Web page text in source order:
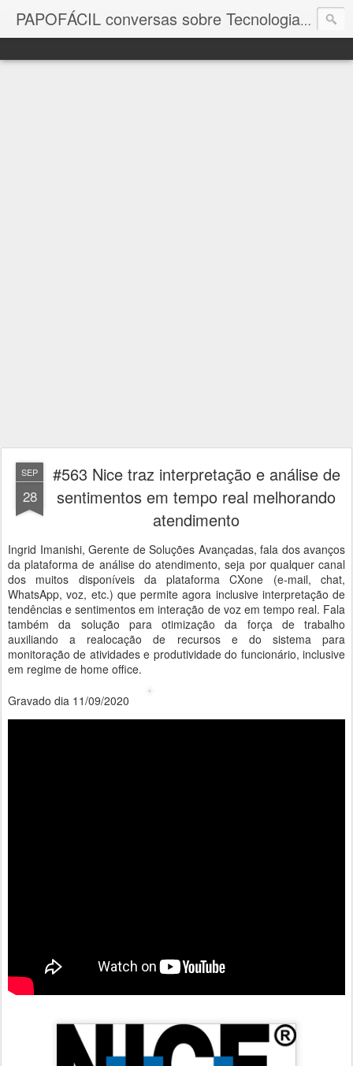
PAPOFÁCIL conversas sobre Tecnologiacom a
SEP
28
#563 Nice traz interpretação e análise de
sentimentos em tempo real melhorando
atendimento
Ingrid Imanishi, Gerente de Soluções Avançadas, fala dos avanços
da plataforma de análise do atendimento, seja por qualquer canal
dos muitos disponíveis da plataforma CXone (e-mail, chat,
WhatsApp, voz, etc.) que permite agora inclusive interpretação de
tendências e sentimentos em interação de voz em tempo real. Fala
também da solução para otimização da força de trabalho
auxiliando a realocação de recursos e do sistema para
monitoração de atividades e produtividade do funcionário, inclusive
em regime de home office.
Gravado dia 11/09/2020